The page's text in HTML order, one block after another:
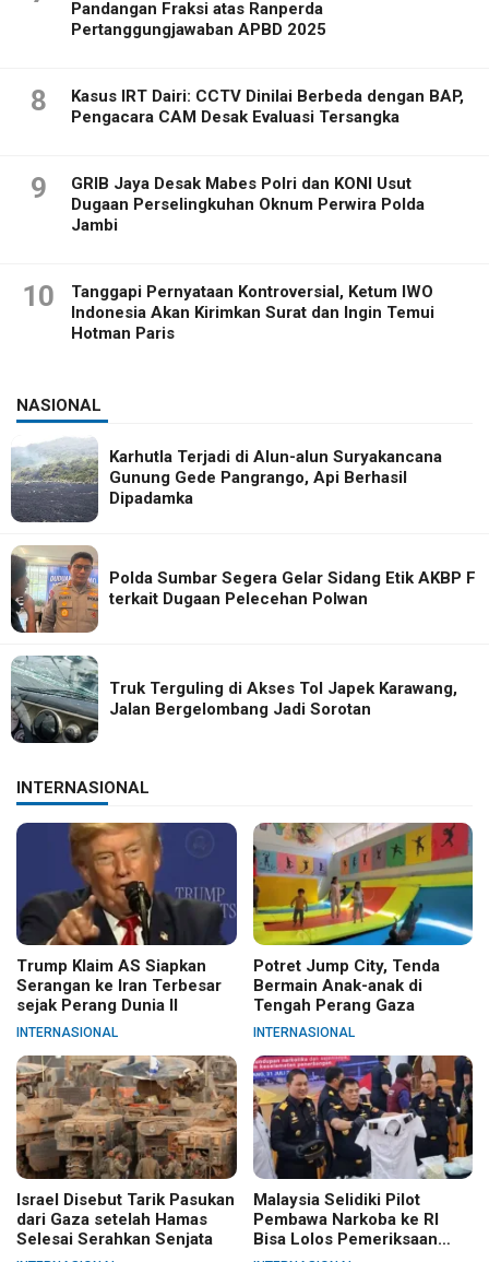
Pandangan Fraksi atas Ranperda
Pertanggungjawaban APBD 2025
8
Kasus IRT Dairi: CCTV Dinilai Berbeda dengan BAP,
Pengacara CAM Desak Evaluasi Tersangka
9
GRIB Jaya Desak Mabes Polri dan KONI Usut
Dugaan Perselingkuhan Oknum Perwira Polda
Jambi
10
Tanggapi Pernyataan Kontroversial, Ketum IWO
Indonesia Akan Kirimkan Surat dan Ingin Temui
Hotman Paris
NASIONAL
Karhutla Terjadi di Alun-alun Suryakancana
Gunung Gede Pangrango, Api Berhasil
Dipadamka
Polda Sumbar Segera Gelar Sidang Etik AKBP F
terkait Dugaan Pelecehan Polwan
Truk Terguling di Akses Tol Japek Karawang,
Jalan Bergelombang Jadi Sorotan
INTERNASIONAL
Trump Klaim AS Siapkan
Serangan ke Iran Terbesar
sejak Perang Dunia II
INTERNASIONAL
Potret Jump City, Tenda
Bermain Anak-anak di
Tengah Perang Gaza
INTERNASIONAL
Israel Disebut Tarik Pasukan
dari Gaza setelah Hamas
Selesai Serahkan Senjata
Malaysia Selidiki Pilot
Pembawa Narkoba ke RI
Bisa Lolos Pemeriksaan